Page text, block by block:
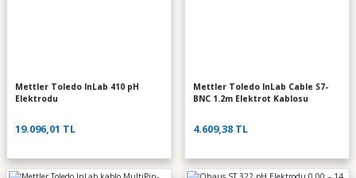
Mettler Toledo InLab 410 pH
Elektrodu
19.096,01 TL
Mettler Toledo InLab Cable S7-
BNC 1.2m Elektrot Kablosu
4.609,38 TL